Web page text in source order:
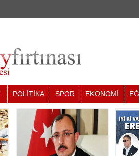
POLİTİKA SPOR EKONOMİ